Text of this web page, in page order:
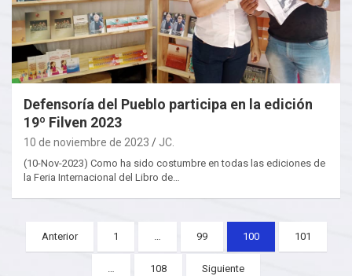
Defensoría del Pueblo participa en la edición
19º Filven 2023
10 de noviembre de 2023 JC.
(10-Nov-2023) Como ha sido costumbre en todas las ediciones de
la Feria Internacional del Libro de…
Posts
pagination
Anterior 1 … 99 100 101
… 108 Siguiente